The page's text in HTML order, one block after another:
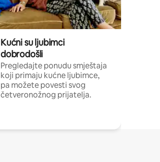
Kućni su ljubimci
dobrodošli
Pregledajte ponudu smještaja
koji primaju kućne ljubimce,
pa možete povesti svog
četveronožnog prijatelja.